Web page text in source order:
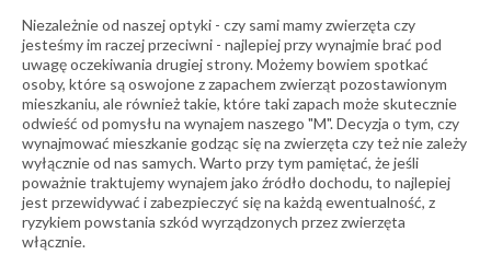
Niezależnie od naszej optyki - czy sami mamy zwierzęta czy
jesteśmy im raczej przeciwni - najlepiej przy wynajmie brać pod
uwagę oczekiwania drugiej strony. Możemy bowiem spotkać
osoby, które są oswojone z zapachem zwierząt pozostawionym
mieszkaniu, ale również takie, które taki zapach może skutecznie
odwieść od pomysłu na wynajem naszego "M". Decyzja o tym, czy
wynajmować mieszkanie godząc się na zwierzęta czy też nie zależy
wyłącznie od nas samych. Warto przy tym pamiętać, że jeśli
poważnie traktujemy wynajem jako źródło dochodu, to najlepiej
jest przewidywać i zabezpieczyć się na każdą ewentualność, z
ryzykiem powstania szkód wyrządzonych przez zwierzęta
włącznie.